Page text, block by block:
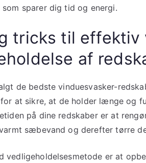
som sparer dig tid og energi.
tricks til effektiv
af
de bedste vinduesvasker-
at sikre, at de holder længe og
på dine redskaber er at
sæbevand og derefter tørre
vedligeholdelsesmetode er at